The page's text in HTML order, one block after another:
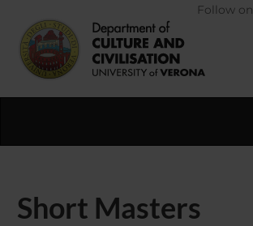
Follow on
Short Masters